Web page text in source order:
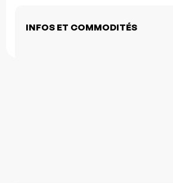
INFOS ET COMMODITÉS